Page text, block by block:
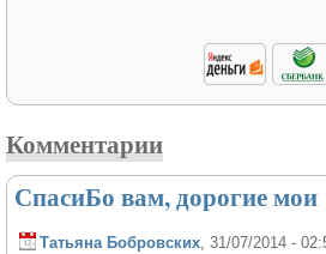
Комментарии
СпасиБо вам, дорогие мои
Татьяна Бобровских , 31/07/2014 -